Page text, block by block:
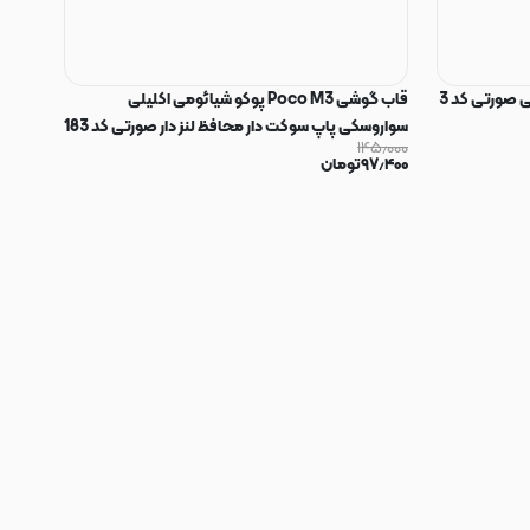
صورتی کد 3
قاب گوشی Poco M3 پوکو شیائومی اکلیلی
سواروسکی پاپ سوکت دار محافظ لنز دار صورتی کد 183
۱۴۵٫۰۰۰
۹۷٫۴۰۰تومان